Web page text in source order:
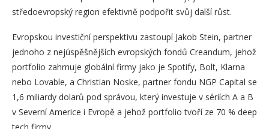
středoevropský region efektivně podpořit svůj další růst.
Evropskou investiční perspektivu zastoupí Jakob Stein, partner
jednoho z nejúspěšnějších evropských fondů Creandum, jehož
portfolio zahrnuje globální firmy jako je Spotify, Bolt, Klarna
nebo Lovable, a Christian Noske, partner fondu NGP Capital se
1,6 miliardy dolarů pod správou, který investuje v sériích A a B
v Severní Americe i Evropě a jehož portfolio tvoří ze 70 % deep
tech firmy.